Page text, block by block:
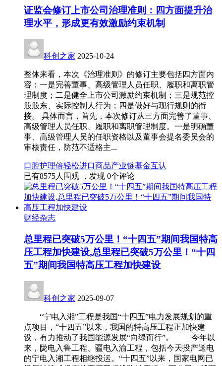
证监会修订上市公司治理准则：四方面提升治
理水平，形成更有效激励约束机制
科创之家 2025-10-24
整体来看，本次《治理准则》的修订主要包括四方面内
容：一是完善董事、高级管理人员任职、履职和离职管
理制度；二是健全上市公司激励约束机制；三是规范控
股股东、实际控制人行为；四是做好与现行规则的衔
接。 具体而言，首先，本次修订从三方面完善了董事、
高级管理人员任职、履职和离职管理制度。一是明确董
事、高级管理人员的任职资格以及董事会提名委员会的
审核责任，防范不适格主...
口腔护理倍轻松进口商品产业链基金互认
已有8575人围观 ，发现 0个评论
财经杂志
总里程已突破5万公里！“十四五”期间我国特高
压工程加快建设,总里程已突破5万公里！“十四
五”期间我国特高压工程加快建设
科创之家 2025-09-07
“宁电入湘”工程是我国“十四五”电力发展规划的重
点项目，“十四五”以来，我国的特高压工程正加快建
设，有力推动了我国能源发展“向绿而行”。 今年以
来，陇电入鲁工程、疆电入渝工程，包括今天投产送电
的宁电入湘工程相继投运。“十四五”以来，国家电网已